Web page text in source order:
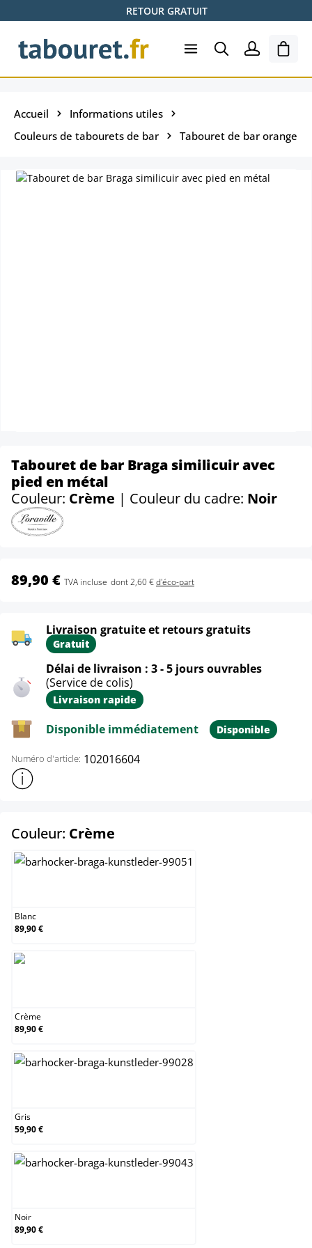
Passer au contenu principalRETOUR GRATUIT
Le
Accueil
Informations utiles
Couleurs de tabourets de bar
Tabouret de bar orange
Tabouret de bar Braga similicuir avec
pied en métal
Couleur: Crème | Couleur du cadre: Noir
89,90 € TVA incluse dont 2,60 €d'éco-part
Livraison gratuite et retours gratuits
Gratuit
Délai de livraison : 3 - 5 jours ouvrables
(Service de colis)
Livraison rapide
Disponible immédiatement Disponible
Numéro d'article: 102016604
Afficher plus d'informations sur le produit
Couleur: Crème
Blanc
89,90 €
Crème
89,90 €
Gris
59,90 €
Noir
89,90 €